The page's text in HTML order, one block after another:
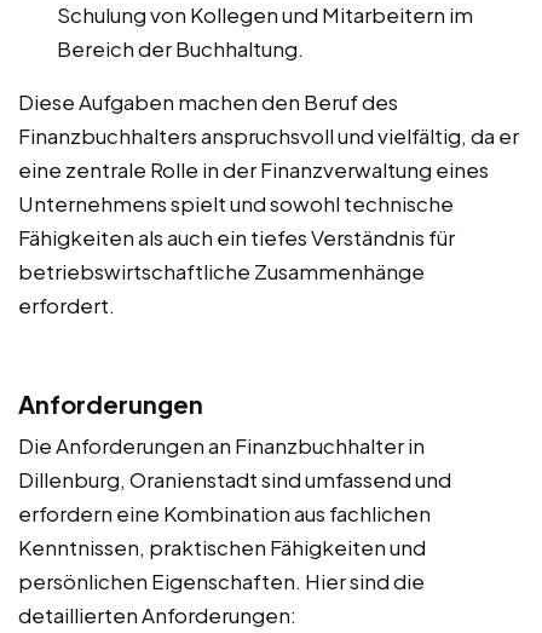
Schulung von Kollegen und Mitarbeitern im
Bereich der Buchhaltung.
Diese Aufgaben machen den Beruf des
Finanzbuchhalters anspruchsvoll und vielfältig, da er
eine zentrale Rolle in der Finanzverwaltung eines
Unternehmens spielt und sowohl technische
Fähigkeiten als auch ein tiefes Verständnis für
betriebswirtschaftliche Zusammenhänge
erfordert.
Anforderungen
Die Anforderungen an Finanzbuchhalter in
Dillenburg, Oranienstadt sind umfassend und
erfordern eine Kombination aus fachlichen
Kenntnissen, praktischen Fähigkeiten und
persönlichen Eigenschaften. Hier sind die
detaillierten Anforderungen: